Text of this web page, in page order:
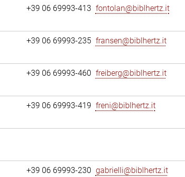
+39 06 69993-413 fontolan@biblhertz.it
+39 06 69993-235 fransen@biblhertz.it
+39 06 69993-460 freiberg@biblhertz.it
+39 06 69993-419 freni@biblhertz.it
+39 06 69993-230 gabrielli@biblhertz.it